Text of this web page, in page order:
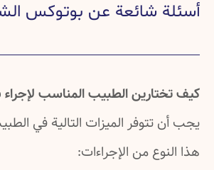
أسئلة شائعة عن بوتوكس
كيف تختارين الطبيب المناسب
يجب أن تتوفر الميزات التالية في
هذا النوع من الإجراءات: